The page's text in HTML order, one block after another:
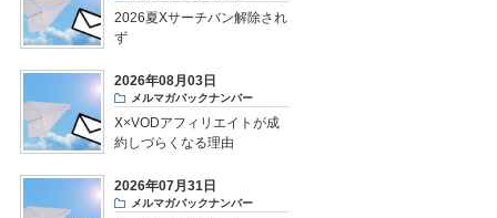
2026夏Xサーチバン解除され
ず
2026年08月03日
メルマガバックナンバー
X×VODアフィリエイトが成
約しづらくなる理由
2026年07月31日
メルマガバックナンバー